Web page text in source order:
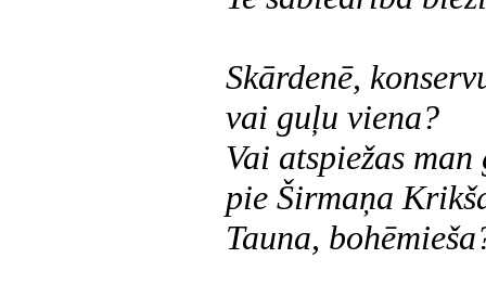
Skārdenē,
vai guļu viena?
Vai atspiežas
pie Širmaņa
Tauna,